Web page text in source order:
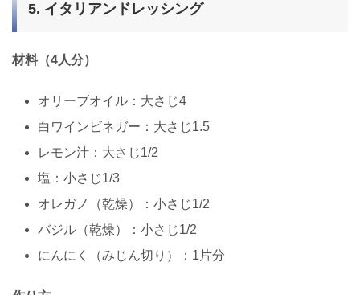
5. イタリアンドレッシング
材料（4人分）
オリーブオイル：大さじ4
白ワインビネガー：大さじ1.5
レモン汁：大さじ1/2
塩：小さじ1/3
オレガノ（乾燥）：小さじ1/2
バジル（乾燥）：小さじ1/2
にんにく（みじん切り）：1片分